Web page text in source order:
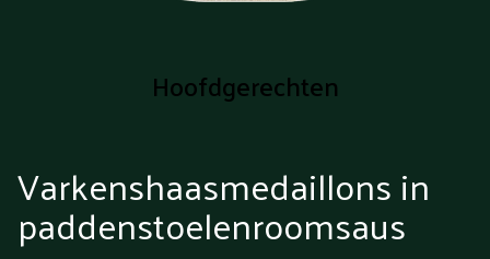
Hoofdgerechten
Varkenshaasmedaillons in
paddenstoelenroomsaus